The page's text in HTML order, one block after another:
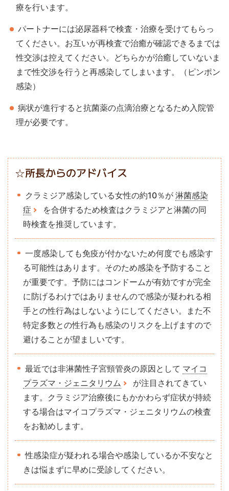
療を行います。
パートナーには泌尿器科で検査・治療を受けてもらっ
てください。お互いが再検査で治癒が確認できるまでは
性交渉は控えてください。どちらかが治癒していないま
まで性交渉を行うと再感染してしまいます。（ピンポン
感染）
病状が進行すると抗菌薬の点滴治療となるため入院管
理が必要です。
☆所長からのアドバイス
クラミジア感染している女性の約10％が 淋菌感染
症
を合併するため検査はクラミジアと淋菌の同
時検査を推奨しています。
一度感染しても免疫が付かないため何度でも感染す
る可能性はあります。そのため感染を予防すること
が重要です。予防にはコンドームが有効ですが完全
に防げるわけではありませんので感染が疑われる相
手との性行為はしないようにしてください。また不
特定多数との性行為も感染のリスクを上げますので
避けることが望ましいです。
最近では非淋菌性子宮頸管炎の原因として マイコ
プラズマ・ジェニタリウム
が注目されてきてい
ます。クラミジア治療後にもかかわらず症状が持続
する場合はマイコプラズマ・ジェニタリウムの検査
をお勧めします。
性感染症が疑われる場合や感染しているか不安なと
きは悩まずに早めに受診してください。